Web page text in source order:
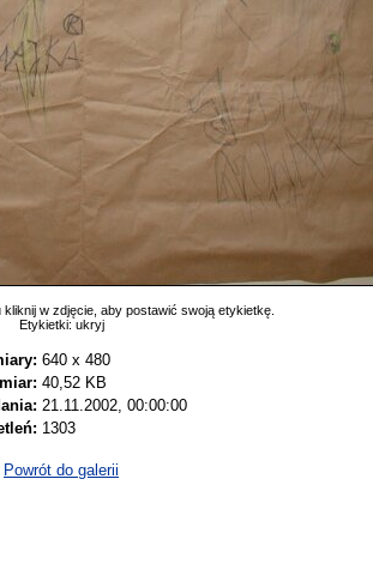
w zdjęcie, aby postawić swoją etykietkę.
Etykietki: ukryj
640 x 480
40,52 KB
21.11.2002, 00:00:00
1303
Powrót do galerii